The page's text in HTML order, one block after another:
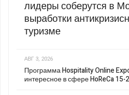
лидеры соберутся в
выработки
туризме
АВГ 3, 2026
Программа Hospitality Online
интересное в сфере HoReCa